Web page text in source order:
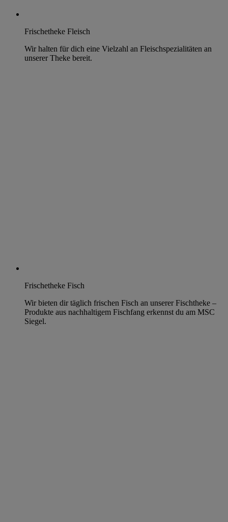
Frischetheke Fleisch
Wir halten für dich eine Vielzahl an Fleischspezialitäten an
unserer Theke bereit.
Frischetheke Fisch
Wir bieten dir täglich frischen Fisch an unserer Fischtheke –
Produkte aus nachhaltigem Fischfang erkennst du am MSC
Siegel.